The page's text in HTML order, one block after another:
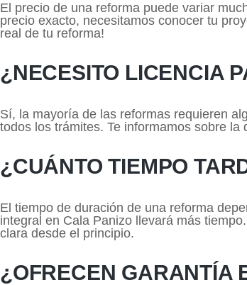
El precio de una reforma puede variar
precio exacto, necesitamos conocer tu
real de tu reforma!
¿NECESITO LICENCIA
Sí, la mayoría de las reformas requieren
todos los trámites. Te informamos sobre
¿CUÁNTO TIEMPO
El tiempo de duración de una reforma
integral en Cala Panizo llevará más
clara desde el principio.
¿OFRECEN GARANTÍA